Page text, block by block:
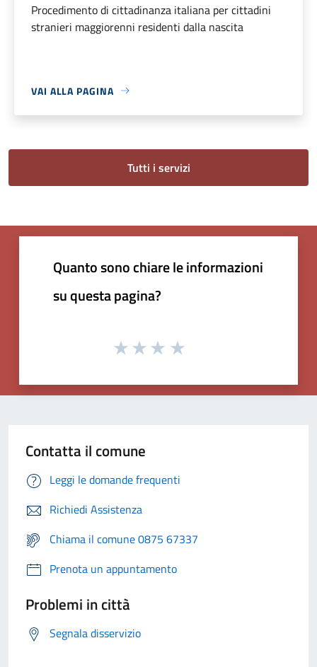
Procedimento di cittadinanza italiana per cittadini
stranieri maggiorenni residenti dalla nascita
VAI ALLA PAGINA
Tutti i servizi
Quanto sono chiare le informazioni
su questa pagina?
Contatta il comune
Leggi le domande frequenti
Richiedi Assistenza
Chiama il comune 0875 67337
Prenota un appuntamento
Problemi in città
Segnala disservizio